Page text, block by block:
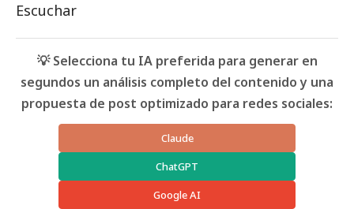
Escuchar
💡 Selecciona tu IA preferida para generar en
segundos un análisis completo del contenido y una
propuesta de post optimizado para redes sociales:
Claude
ChatGPT
Google AI